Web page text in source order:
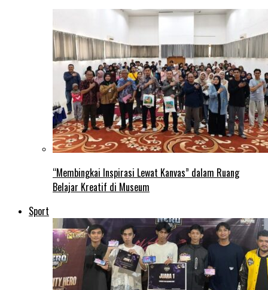
“Membingkai Inspirasi Lewat Kanvas” dalam Ruang
Belajar Kreatif di Museum
Sport